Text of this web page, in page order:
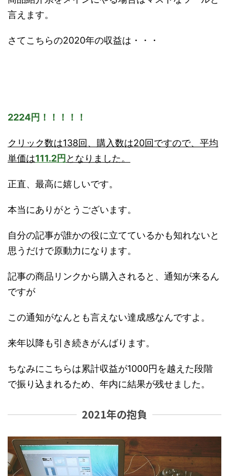
言えます。
さてこちらの2020年の収益は・・・
2224円！！！！！
クリック数は138回、購入数は20回ですので、平均
単価は111.2円 となりました。
正直、最高に嬉しいです。
本当にありがとうございます。
自分の記事が誰かの役に立てているかも知れないと
思うだけで原動力になります。
記事の商品リンクから購入されると、通知が来るん
ですが
この通知がなんとも言えない達成感なんですよ。
来年以降も引き続きがんばります。
ちなみにこちらは累計収益が1000円を越えた段階
で振り込まれるため、年内に結果が残せました。
2021年の抱負